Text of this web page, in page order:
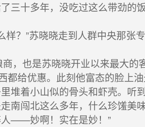
三十多年，没吃过这么带劲的
？”苏晓晓走到人群中央那张
，也是苏晓晓开业以来最大
都给优惠。此刻他富态的脸上
堆着小山似的骨头和虾壳。听
南闯北这么多年，什么珍馐
——妙啊！实在是妙！”